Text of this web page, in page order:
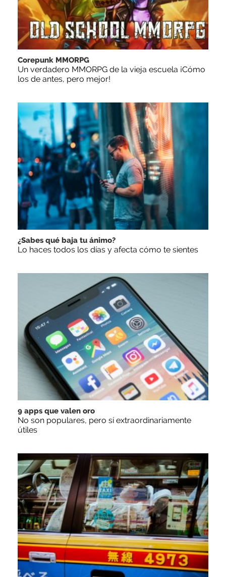
Corepunk MMORPG
Un verdadero MMORPG de la vieja escuela ¡Cómo
los de antes, pero mejor!
¿Sabes qué baja tu ánimo?
Lo haces todos los días y afecta cómo te sientes
9 apps que valen oro
No son populares, pero sí extraordinariamente
útiles